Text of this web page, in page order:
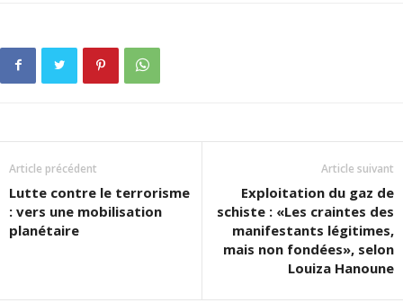
Article précédent
Lutte contre le terrorisme
: vers une mobilisation
planétaire
Article suivant
Exploitation du gaz de
schiste : «Les craintes des
manifestants légitimes,
mais non fondées», selon
Louiza Hanoune